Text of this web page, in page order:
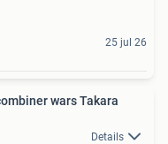
25 jul 26
wars Takara
Details